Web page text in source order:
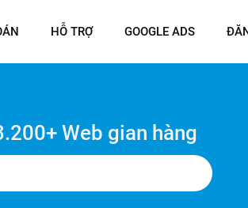
HỖ TRỢ GOOGLE ADS
Web gian hàng